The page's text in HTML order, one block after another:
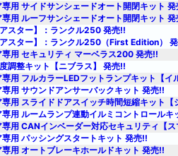
用 サイドサンシェードオート開閉キット 発
用 ルーフサンシェードオート開閉キット 発
スター】：ランクル250 発売!!
スター】：ランクル250（First Edition）
用 セキュリティ マーベラス200 発売!!
調整キット【ニブラス】 発売!!
用 フルカラーLEDフットランプキット【イ
用 サウンドアンサーバックキット 発売!!
用 スライドドアスイッチ時間短縮キット【
用 ルームランプ連動イルミコントロールキ
用 CANインベーダー対応セキュリティ【
用 パッシングスタートキット 発売!!
用 オートブレーキホールドキット 発売!!